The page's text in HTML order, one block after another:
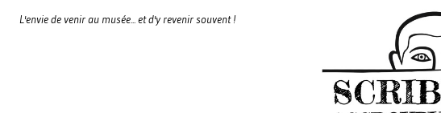
L'envie de venir au musée... et d'y revenir souvent !